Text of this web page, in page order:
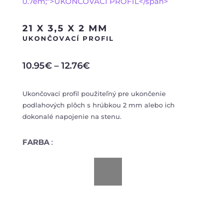
21 X 3,5 X 2 MM
UKONČOVACÍ PROFIL
10.95€– 12.76€
Ukončovací profil použiteľný pre ukončenie
podlahových plôch s hrúbkou 2 mm alebo ich
dokonalé napojenie na stenu.
FARBA :